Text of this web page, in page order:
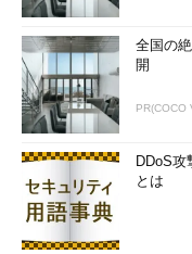
全国の
開
PR(COCO
DDoS攻
とは